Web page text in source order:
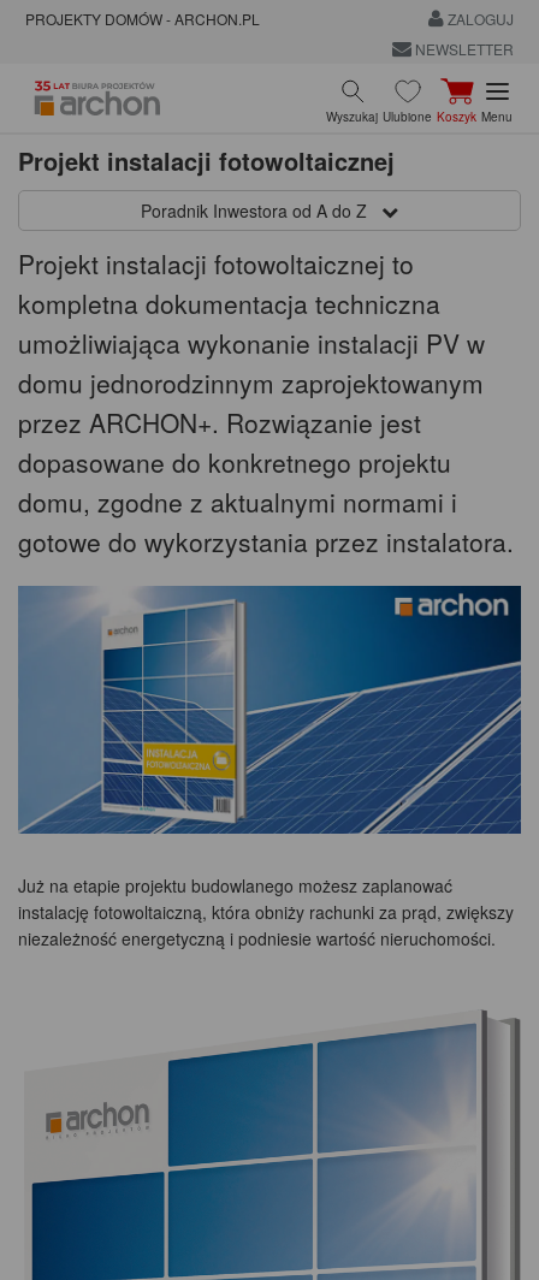
PROJEKTY DOMÓW - ARCHON.PL
ZALOGUJ
NEWSLETTER
Wyszukaj Ulubione Koszyk Menu
Projekt instalacji fotowoltaicznej
Poradnik Inwestora od A do Z
Projekt instalacji fotowoltaicznej to
kompletna dokumentacja techniczna
umożliwiająca wykonanie instalacji PV w
domu jednorodzinnym zaprojektowanym
przez ARCHON+. Rozwiązanie jest
dopasowane do konkretnego projektu
domu, zgodne z aktualnymi normami i
gotowe do wykorzystania przez instalatora.
Już na etapie projektu budowlanego możesz zaplanować
instalację fotowoltaiczną, która obniży rachunki za prąd, zwiększy
niezależność energetyczną i podniesie wartość nieruchomości.